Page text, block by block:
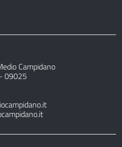
Campidano
09025